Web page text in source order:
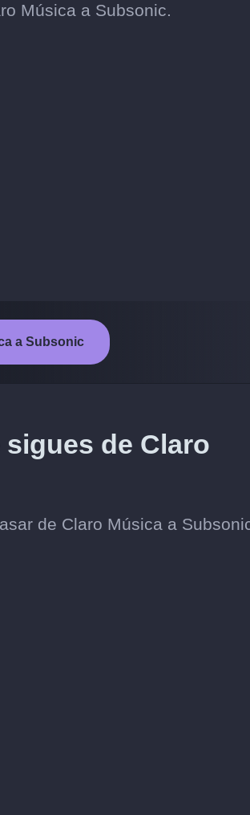
Música a Subsonic.
a Subsonic
de Claro
de Claro Música a